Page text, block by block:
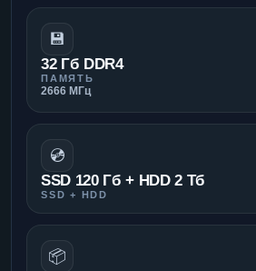
💾
32 Гб DDR4
ПАМЯТЬ
2666 МГц
💿
SSD 120 Гб + HDD 2 Тб
SSD + HDD
📦